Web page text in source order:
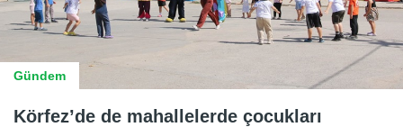
Gündem
Körfez’de de mahallelerde çocukları